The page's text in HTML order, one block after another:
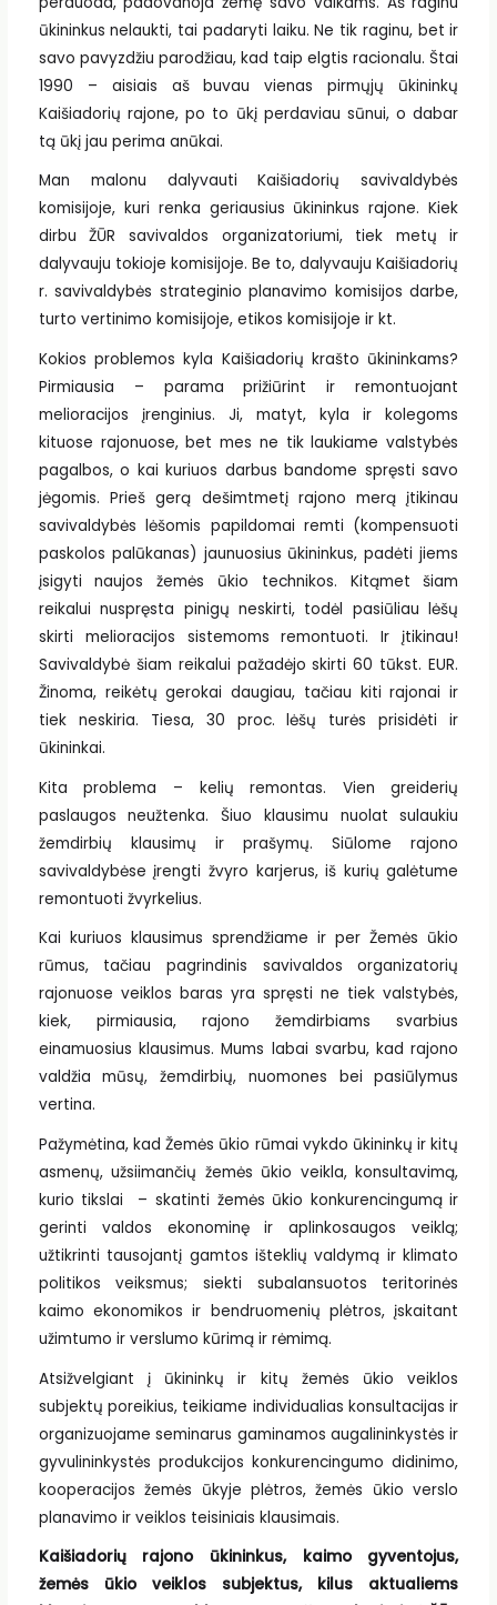
ūkininkus nelaukti, tai padaryti laiku. Ne tik raginu, bet ir
savo pavyzdžiu parodžiau, kad taip elgtis racionalu. Štai
1990 – aisiais aš buvau vienas pirmųjų ūkininkų
Kaišiadorių rajone, po to ūkį perdaviau sūnui, o dabar
tą ūkį jau perima anūkai.
Man malonu dalyvauti Kaišiadorių savivaldybės
komisijoje, kuri renka geriausius ūkininkus rajone. Kiek
dirbu ŽŪR savivaldos organizatoriumi, tiek metų ir
dalyvauju tokioje komisijoje. Be to, dalyvauju Kaišiadorių
r. savivaldybės strateginio planavimo komisijos darbe,
turto vertinimo komisijoje, etikos komisijoje ir kt.
Kokios problemos kyla Kaišiadorių krašto ūkininkams?
Pirmiausia – parama prižiūrint ir remontuojant
melioracijos įrenginius. Ji, matyt, kyla ir kolegoms
kituose rajonuose, bet mes ne tik laukiame valstybės
pagalbos, o kai kuriuos darbus bandome spręsti savo
jėgomis. Prieš gerą dešimtmetį rajono merą įtikinau
savivaldybės lėšomis papildomai remti (kompensuoti
paskolos palūkanas) jaunuosius ūkininkus, padėti jiems
įsigyti naujos žemės ūkio technikos. Kitąmet šiam
reikalui nuspręsta pinigų neskirti, todėl pasiūliau lėšų
skirti melioracijos sistemoms remontuoti. Ir įtikinau!
Savivaldybė šiam reikalui pažadėjo skirti 60 tūkst. EUR.
Žinoma, reikėtų gerokai daugiau, tačiau kiti rajonai ir
tiek neskiria. Tiesa, 30 proc. lėšų turės prisidėti ir
ūkininkai.
Kita problema – kelių remontas. Vien greiderių
paslaugos neužtenka. Šiuo klausimu nuolat sulaukiu
žemdirbių klausimų ir prašymų. Siūlome rajono
savivaldybėse įrengti žvyro karjerus, iš kurių galėtume
remontuoti žvyrkelius.
Kai kuriuos klausimus sprendžiame ir per Žemės ūkio
rūmus, tačiau pagrindinis savivaldos organizatorių
rajonuose veiklos baras yra spręsti ne tiek valstybės,
kiek, pirmiausia, rajono žemdirbiams svarbius
einamuosius klausimus. Mums labai svarbu, kad rajono
valdžia mūsų, žemdirbių, nuomones bei pasiūlymus
vertina.
Pažymėtina, kad Žemės ūkio rūmai vykdo ūkininkų ir kitų
asmenų, užsiimančių žemės ūkio veikla, konsultavimą,
kurio tikslai – skatinti žemės ūkio konkurencingumą ir
gerinti valdos ekonominę ir aplinkosaugos veiklą;
užtikrinti tausojantį gamtos išteklių valdymą ir klimato
politikos veiksmus; siekti subalansuotos teritorinės
kaimo ekonomikos ir bendruomenių plėtros, įskaitant
užimtumo ir verslumo kūrimą ir rėmimą.
Atsižvelgiant į ūkininkų ir kitų žemės ūkio veiklos
subjektų poreikius, teikiame individualias konsultacijas ir
organizuojame seminarus gaminamos augalininkystės ir
gyvulininkystės produkcijos konkurencingumo didinimo,
kooperacijos žemės ūkyje plėtros, žemės ūkio verslo
planavimo ir veiklos teisiniais klausimais.
Kaišiadorių rajono ūkininkus, kaimo gyventojus,
žemės ūkio veiklos subjektus, kilus aktualiems